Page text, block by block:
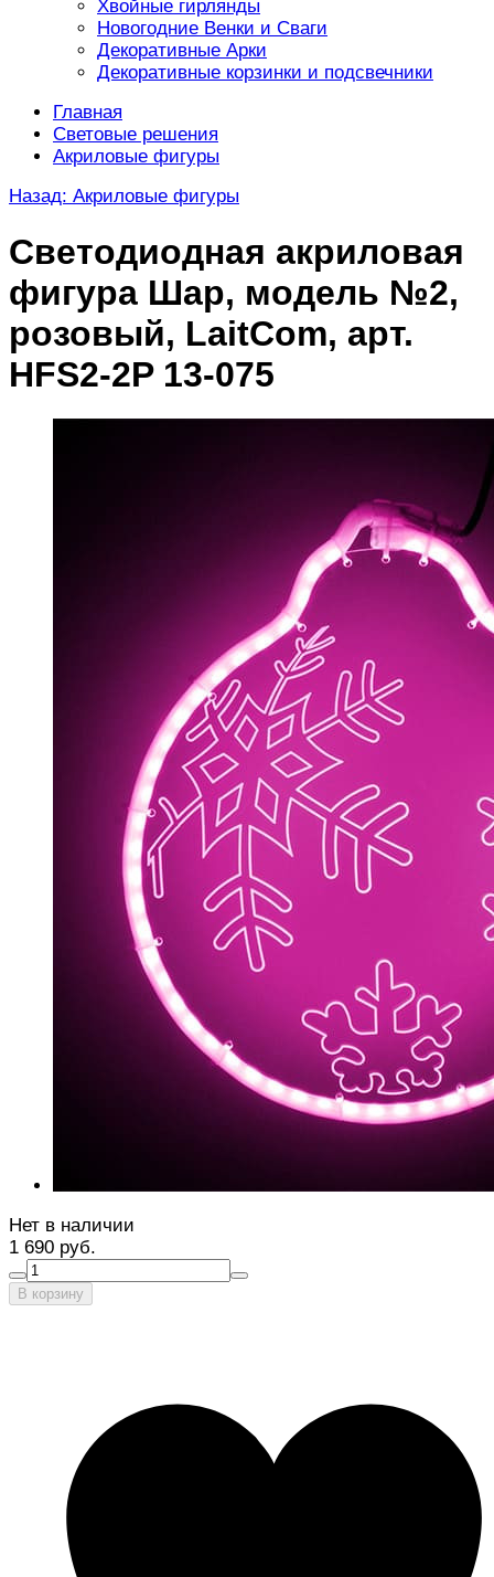
Хвойные гирлянды
Новогодние Венки и Сваги
Декоративные Арки
Декоративные корзинки и подсвечники
Главная
Световые решения
Акриловые фигуры
Назад: Акриловые фигуры
Светодиодная акриловая
фигура Шар, модель №2,
розовый, LaitCom, арт.
HFS2-2P 13-075
Нет в наличии
1 690 руб.
В корзину